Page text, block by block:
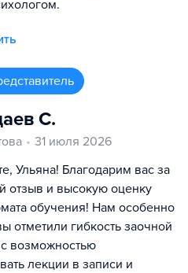
С.
31 июля 2026
Ульяна! Благодарим вас за
отзыв и высокую оценку
обучения! Нам особенно
отметили гибкость заочной
возможностью
лекции в записи и